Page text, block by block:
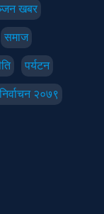
खबर
समाज
पर्यटन
२०७९